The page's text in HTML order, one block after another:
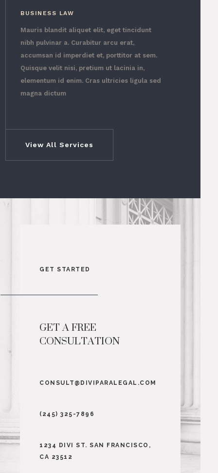
BUSINESS LAW
Mauris blandit aliquet elit, eget tincidunt
nibh pulvinar a. Curabitur arcu erat,
accumsan id imperdiet et, porttitor at sem.
Quisque velit nisi, pretium ut lacinia in,
elementum id enim. Cras ultricies ligula sed
magna dictum
View All Services
GET STARTED
GET A FREE
CONSULTATION
CONSULT@DIVIPARALEGAL.COM
(245) 325-7896
1234 DIVI ST. SAN FRANCISCO,
CA 23512